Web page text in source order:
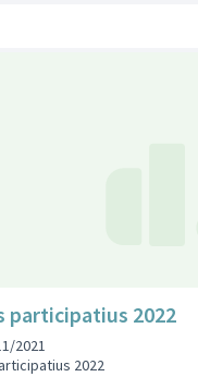
participatius 2022
2021
2022